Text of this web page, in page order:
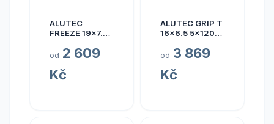
ALUTEC
FREEZE 19x7.5
od 2 609
Kč
ALUTEC GRIP T
16x6.5 5x120
od 3 869
Kč